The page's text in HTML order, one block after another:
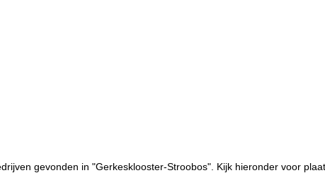
gevonden in "Gerkesklooster-Stroobos". Kijk hieronder voor